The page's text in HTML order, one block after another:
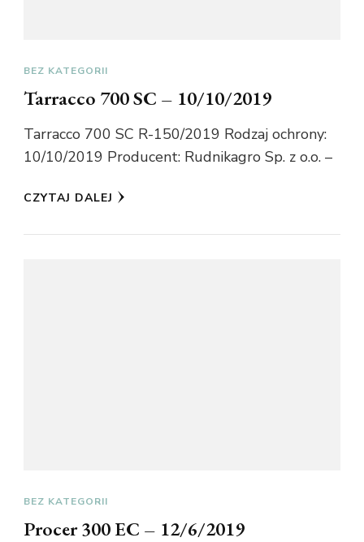
BEZ KATEGORII
Tarracco 700 SC – 10/10/2019
Tarracco 700 SC R-150/2019 Rodzaj ochrony:
10/10/2019 Producent: Rudnikagro Sp. z o.o. –
CZYTAJ DALEJ
BEZ KATEGORII
Procer 300 EC – 12/6/2019